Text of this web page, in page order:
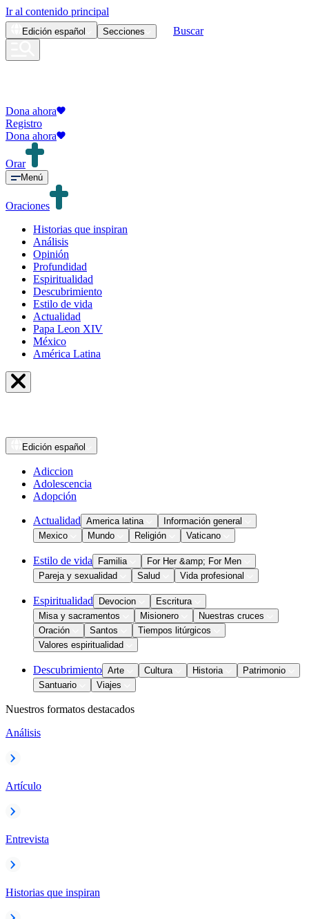
Ir al contenido principal
Edición español Secciones Buscar
Dona ahora
Registro
Dona ahora
Orar
Menú
Oraciones
Historias que inspiran
Análisis
Opinión
Profundidad
Espiritualidad
Descubrimiento
Estilo de vida
Actualidad
Papa Leon XIV
México
América Latina
Edición español
Adiccion
Adolescencia
Adopción
Actualidad America latina
Información general
Mexico
Mundo Religión Vaticano
Estilo de vida Familia
For Her &amp; For Men
Pareja y sexualidad
Salud Vida profesional
Espiritualidad Devocion
Escritura
Misa y sacramentos
Misionero
Nuestras cruces
Oración
Santos
Tiempos litúrgicos
Valores espiritualidad
Descubrimiento Arte Cultura Historia
Patrimonio
Santuario
Viajes
Nuestros formatos destacados
Análisis
Artículo
Entrevista
Historias que inspiran